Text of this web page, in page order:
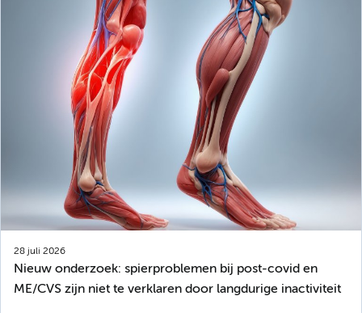
28 juli 2026
Nieuw onderzoek: spierproblemen bij post-covid en
ME/CVS zijn niet te verklaren door langdurige inactiviteit